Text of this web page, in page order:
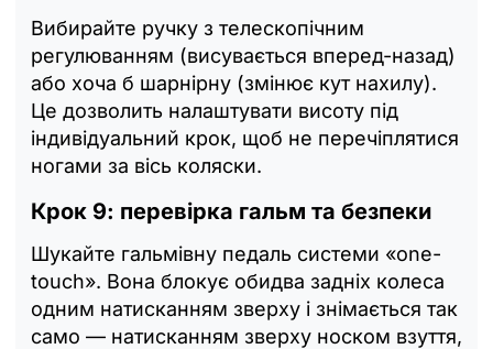
Вибирайте ручку з телескопічним
регулюванням (висувається вперед-назад)
або хоча б шарнірну (змінює кут нахилу).
Це дозволить налаштувати висоту під
індивідуальний крок, щоб не перечіплятися
ногами за вісь коляски.
Крок 9: перевірка гальм та безпеки
Шукайте гальмівну педаль системи «one-
touch». Вона блокує обидва задніх колеса
одним натисканням зверху і знімається так
само — натисканням зверху носком взуття,